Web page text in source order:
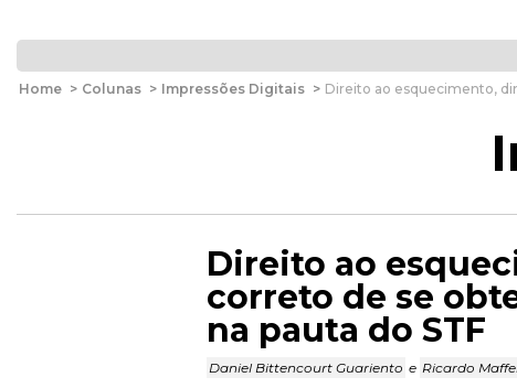
Home > Colunas > Impressões Digitais > Direito ao esquecimento,
Direito ao
correto de se
na pauta do STF
Daniel Bittencourt Guariento e Ricardo